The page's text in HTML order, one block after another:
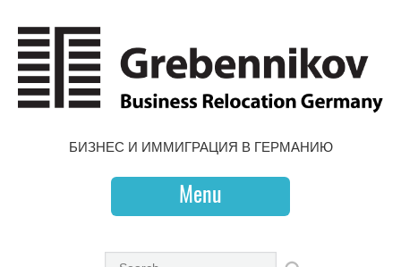
БИЗНЕС И ИММИГРАЦИЯ В ГЕРМАНИЮ
Menu